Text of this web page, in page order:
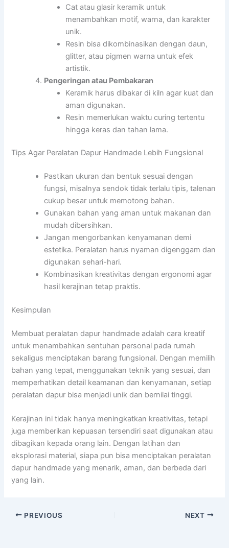
Cat atau glasir keramik untuk
menambahkan motif, warna, dan karakter
unik.
Resin bisa dikombinasikan dengan daun,
glitter, atau pigmen warna untuk efek
artistik.
Pengeringan atau Pembakaran
Keramik harus dibakar di kiln agar kuat dan
aman digunakan.
Resin memerlukan waktu curing tertentu
hingga keras dan tahan lama.
Tips Agar Peralatan Dapur Handmade Lebih Fungsional
Pastikan ukuran dan bentuk sesuai dengan
fungsi, misalnya sendok tidak terlalu tipis, talenan
cukup besar untuk memotong bahan.
Gunakan bahan yang aman untuk makanan dan
mudah dibersihkan.
Jangan mengorbankan kenyamanan demi
estetika. Peralatan harus nyaman digenggam dan
digunakan sehari-hari.
Kombinasikan kreativitas dengan ergonomi agar
hasil kerajinan tetap praktis.
Kesimpulan
Membuat peralatan dapur handmade adalah cara kreatif
untuk menambahkan sentuhan personal pada rumah
sekaligus menciptakan barang fungsional. Dengan memilih
bahan yang tepat, menggunakan teknik yang sesuai, dan
memperhatikan detail keamanan dan kenyamanan, setiap
peralatan dapur bisa menjadi unik dan bernilai tinggi.
Kerajinan ini tidak hanya meningkatkan kreativitas, tetapi
juga memberikan kepuasan tersendiri saat digunakan atau
dibagikan kepada orang lain. Dengan latihan dan
eksplorasi material, siapa pun bisa menciptakan peralatan
dapur handmade yang menarik, aman, dan berbeda dari
yang lain.
PREVIOUS NEXT